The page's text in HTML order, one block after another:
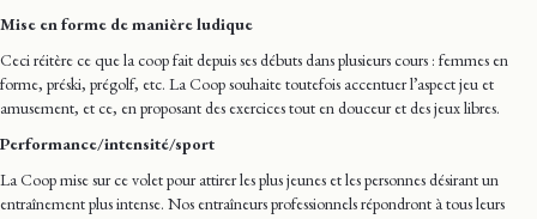
Mise en forme de manière ludique
Ceci réitère ce que la coop fait depuis ses débuts dans plusieurs cours : femmes en
forme, préski, prégolf, etc. La Coop souhaite toutefois accentuer l’aspect jeu et
amusement, et ce, en proposant des exercices tout en douceur et des jeux libres.
Performance/intensité/sport
La Coop mise sur ce volet pour attirer les plus jeunes et les personnes désirant un
entraînement plus intense. Nos entraîneurs professionnels répondront à tous leurs